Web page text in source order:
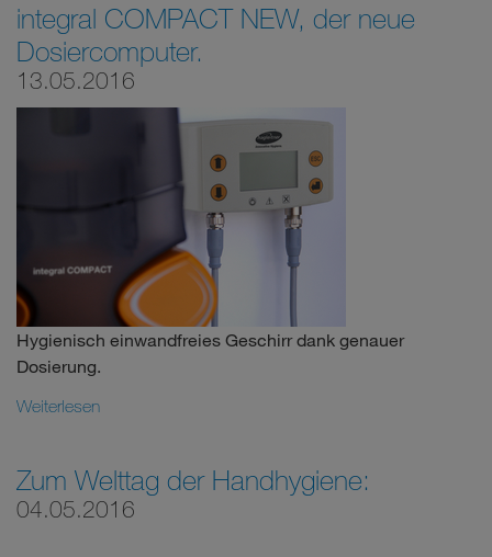
integral COMPACT NEW, der neue
Dosiercomputer.
13.05.2016
Hygienisch einwandfreies Geschirr dank genauer
Dosierung.
Weiterlesen
Zum Welttag der Handhygiene:
04.05.2016